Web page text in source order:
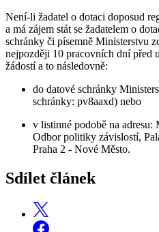
Není-li žadatel o dotaci doposud
a má zájem stát se žadatelem o
schránky či písemně Ministerstvu
nejpozději 10 pracovních dní před
žádostí a to následovně:
do datové schránky
schránky: pv8aaxd) nebo
v listinné podobě na
Odbor politiky závislostí,
Praha 2 - Nové Město.
Sdílet článek